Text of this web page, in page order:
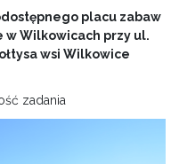
placu zabaw
w Wilkowicach przy ul.
wsi Wilkowice
zadania